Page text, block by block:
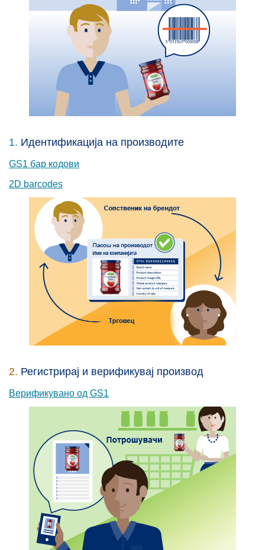
1. Идентификација на производите
GS1 бар кодови
2D barcodes
2. Регистрирај и верификувај производ
Верификувано од GS1